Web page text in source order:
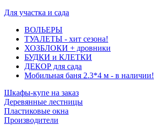
Для участка и сада
ВОЛЬЕРЫ
ТУАЛЕТЫ - хит сезона!
ХОЗБЛОКИ + дровники
БУДКИ и КЛЕТКИ
ДЕКОР для сада
Мобильная баня 2.3*4 м - в наличии!
Шкафы-купе на заказ
Деревянные лестницы
Пластиковые окна
Производители